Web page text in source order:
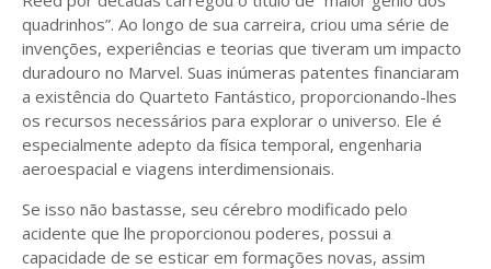
quadrinhos”. Ao longo de sua carreira, criou uma série de
invenções, experiências e teorias que tiveram um impacto
duradouro no Marvel. Suas inúmeras patentes financiaram
a existência do Quarteto Fantástico, proporcionando-lhes
os recursos necessários para explorar o universo. Ele é
especialmente adepto da física temporal, engenharia
aeroespacial e viagens interdimensionais.
Se isso não bastasse, seu cérebro modificado pelo
acidente que lhe proporcionou poderes, possui a
capacidade de se esticar em formações novas, assim